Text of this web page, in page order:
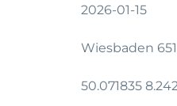
2026-01-15
Wiesbaden
50.071835